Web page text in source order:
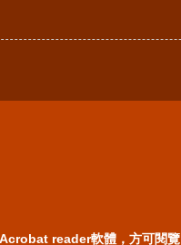
reader軟體，方可閱覽